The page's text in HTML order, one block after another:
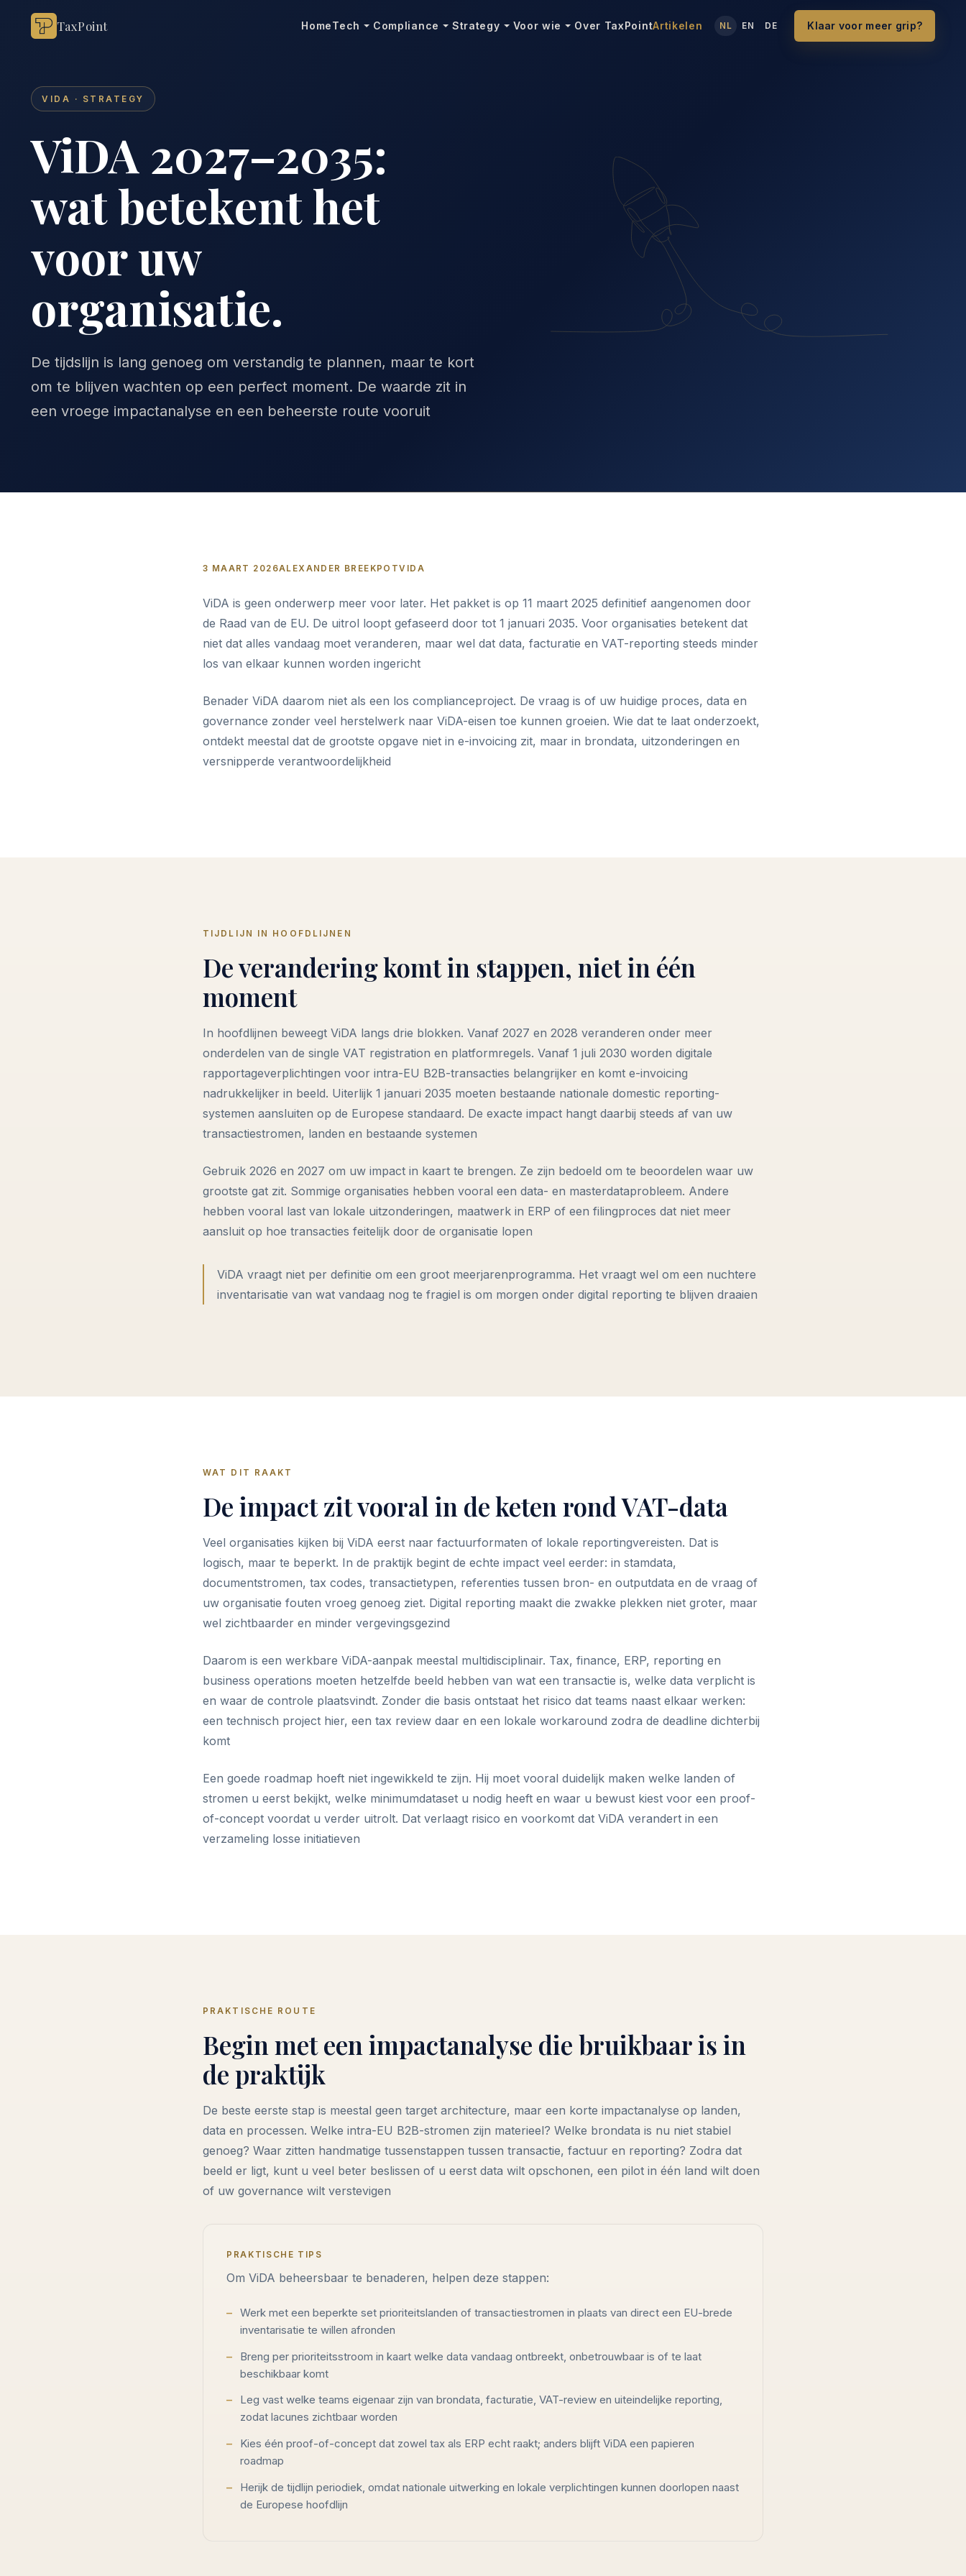
TaxPoint HomeTech Compliance Strategy Voor wie Over TaxPointArtikelen NL EN DE Klaar voor meer grip?
VIDA · STRATEGY
ViDA 2027–2035:
wat betekent het
voor uw
organisatie.
De tijdslijn is lang genoeg om verstandig te plannen, maar te kort
om te blijven wachten op een perfect moment. De waarde zit in
een vroege impactanalyse en een beheerste route vooruit
3 MAART 2026ALEXANDER BREEKPOTVIDA
ViDA is geen onderwerp meer voor later. Het pakket is op 11 maart 2025 definitief aangenomen door
de Raad van de EU. De uitrol loopt gefaseerd door tot 1 januari 2035. Voor organisaties betekent dat
niet dat alles vandaag moet veranderen, maar wel dat data, facturatie en VAT-reporting steeds minder
los van elkaar kunnen worden ingericht
Benader ViDA daarom niet als een los complianceproject. De vraag is of uw huidige proces, data en
governance zonder veel herstelwerk naar ViDA-eisen toe kunnen groeien. Wie dat te laat onderzoekt,
ontdekt meestal dat de grootste opgave niet in e-invoicing zit, maar in brondata, uitzonderingen en
versnipperde verantwoordelijkheid
TIJDLIJN IN HOOFDLIJNEN
De verandering komt in stappen, niet in één
moment
In hoofdlijnen beweegt ViDA langs drie blokken. Vanaf 2027 en 2028 veranderen onder meer
onderdelen van de single VAT registration en platformregels. Vanaf 1 juli 2030 worden digitale
rapportageverplichtingen voor intra-EU B2B-transacties belangrijker en komt e-invoicing
nadrukkelijker in beeld. Uiterlijk 1 januari 2035 moeten bestaande nationale domestic reporting-
systemen aansluiten op de Europese standaard. De exacte impact hangt daarbij steeds af van uw
transactiestromen, landen en bestaande systemen
Gebruik 2026 en 2027 om uw impact in kaart te brengen. Ze zijn bedoeld om te beoordelen waar uw
grootste gat zit. Sommige organisaties hebben vooral een data- en masterdataprobleem. Andere
hebben vooral last van lokale uitzonderingen, maatwerk in ERP of een filingproces dat niet meer
aansluit op hoe transacties feitelijk door de organisatie lopen
ViDA vraagt niet per definitie om een groot meerjarenprogramma. Het vraagt wel om een nuchtere
inventarisatie van wat vandaag nog te fragiel is om morgen onder digital reporting te blijven draaien
WAT DIT RAAKT
De impact zit vooral in de keten rond VAT-data
Veel organisaties kijken bij ViDA eerst naar factuurformaten of lokale reportingvereisten. Dat is
logisch, maar te beperkt. In de praktijk begint de echte impact veel eerder: in stamdata,
documentstromen, tax codes, transactietypen, referenties tussen bron- en outputdata en de vraag of
uw organisatie fouten vroeg genoeg ziet. Digital reporting maakt die zwakke plekken niet groter, maar
wel zichtbaarder en minder vergevingsgezind
Daarom is een werkbare ViDA-aanpak meestal multidisciplinair. Tax, finance, ERP, reporting en
business operations moeten hetzelfde beeld hebben van wat een transactie is, welke data verplicht is
en waar de controle plaatsvindt. Zonder die basis ontstaat het risico dat teams naast elkaar werken:
een technisch project hier, een tax review daar en een lokale workaround zodra de deadline dichterbij
komt
Een goede roadmap hoeft niet ingewikkeld te zijn. Hij moet vooral duidelijk maken welke landen of
stromen u eerst bekijkt, welke minimumdataset u nodig heeft en waar u bewust kiest voor een proof-
of-concept voordat u verder uitrolt. Dat verlaagt risico en voorkomt dat ViDA verandert in een
verzameling losse initiatieven
PRAKTISCHE ROUTE
Begin met een impactanalyse die bruikbaar is in
de praktijk
De beste eerste stap is meestal geen target architecture, maar een korte impactanalyse op landen,
data en processen. Welke intra-EU B2B-stromen zijn materieel? Welke brondata is nu niet stabiel
genoeg? Waar zitten handmatige tussenstappen tussen transactie, factuur en reporting? Zodra dat
beeld er ligt, kunt u veel beter beslissen of u eerst data wilt opschonen, een pilot in één land wilt doen
of uw governance wilt verstevigen
PRAKTISCHE TIPS
Om ViDA beheersbaar te benaderen, helpen deze stappen:
Werk met een beperkte set prioriteitslanden of transactiestromen in plaats van direct een EU-brede
inventarisatie te willen afronden
Breng per prioriteitsstroom in kaart welke data vandaag ontbreekt, onbetrouwbaar is of te laat
beschikbaar komt
Leg vast welke teams eigenaar zijn van brondata, facturatie, VAT-review en uiteindelijke reporting,
zodat lacunes zichtbaar worden
Kies één proof-of-concept dat zowel tax als ERP echt raakt; anders blijft ViDA een papieren
roadmap
Herijk de tijdlijn periodiek, omdat nationale uitwerking en lokale verplichtingen kunnen doorlopen naast
de Europese hoofdlijn